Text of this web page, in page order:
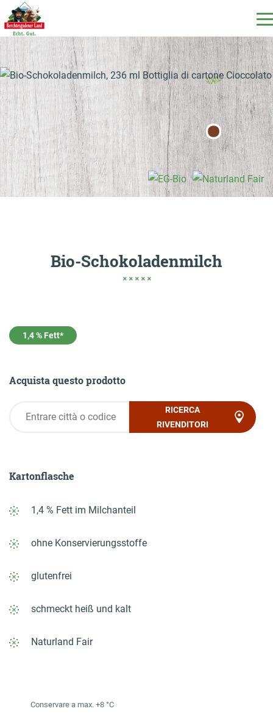
DE IT
I nostri prodotti
Il nostro latte
Milchecho
Contatto
Bio-Schokoladenmilch
1,4 % Fett*
Acquista questo prodotto
RICERCA
RIVENDITORI
Kartonflasche
1,4 % Fett im Milchanteil
ohne Konservierungsstoffe
glutenfrei
schmeckt heiß und kalt
Naturland Fair
Conservare a max. +8 °C